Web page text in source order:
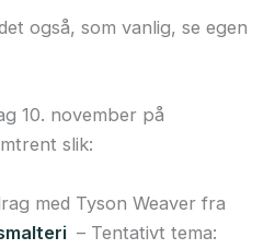
også, som vanlig, se egen
10. november på
slik:
med Tyson Weaver fra
– Tentativt tema: